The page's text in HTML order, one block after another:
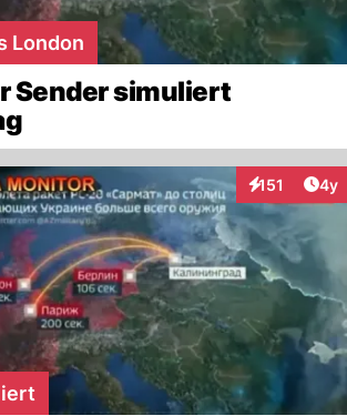
London
Sender simuliert
151
Interaktionen
4y